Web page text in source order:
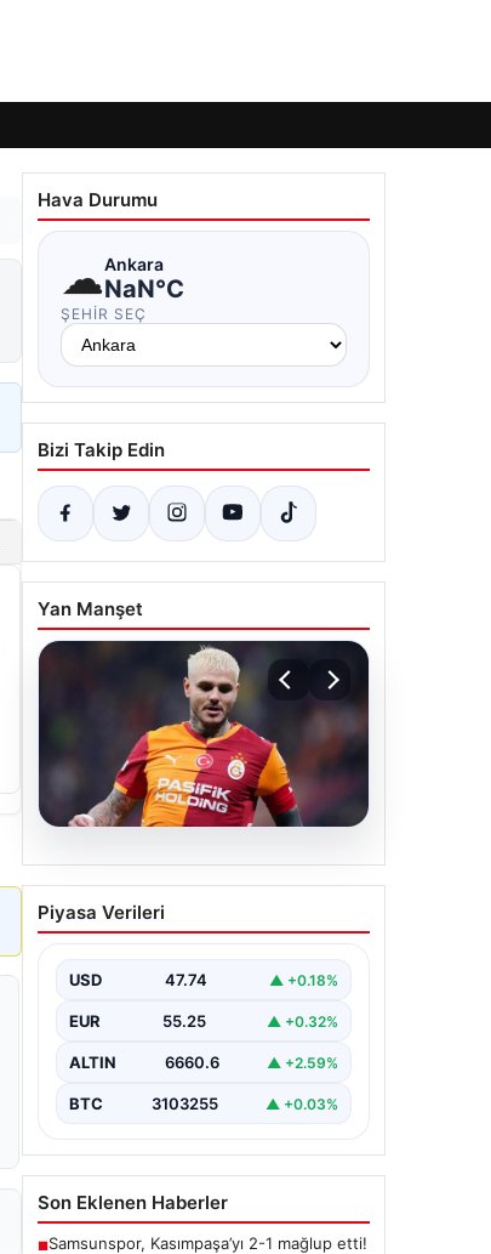
Hava Durumu
☁Ankara
NaN°C
ŞEHIR SEÇ
Bizi Takip Edin
Yan Manşet
07.08.2026
Mauro Icardi ile
Galatasaray arasındaki
Piyasa Verileri
USD 47.74 ▲ +0.18%
EUR 55.25 ▲ +0.32%
ALTIN 6660.6 ▲ +2.59%
BTC 3103255 ▲ +0.03%
Son Eklenen Haberler
■Samsunspor, Kasımpaşa’yı 2-1 mağlup etti!